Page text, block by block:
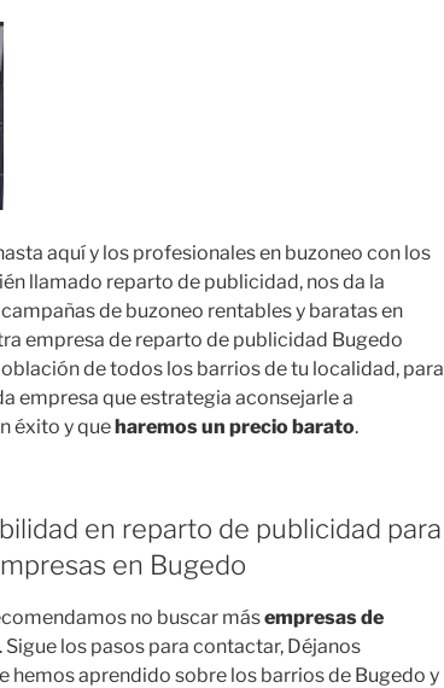
aquí y los profesionales en buzoneo con los
llamado reparto de publicidad, nos da la
de buzoneo rentables y baratas en
empresa de reparto de publicidad Bugedo
de todos los barrios de tu localidad, para
empresa que estrategia aconsejarle a
éxito y que haremos un precio barato.
en reparto de publicidad para
en Bugedo
no buscar másempresas de
. Sigue los pasos para contactar, Déjanos
hemos aprendido sobre los barrios de Bugedo y